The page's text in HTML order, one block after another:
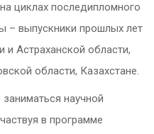
циклах последипломного
– выпускники прошлых лет
и Астраханской области,
области, Казахстане.
научной
в программе